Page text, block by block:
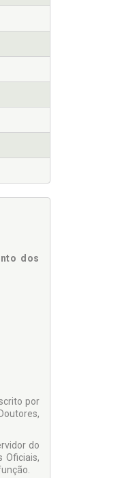
dos
por
do
Oficiais,